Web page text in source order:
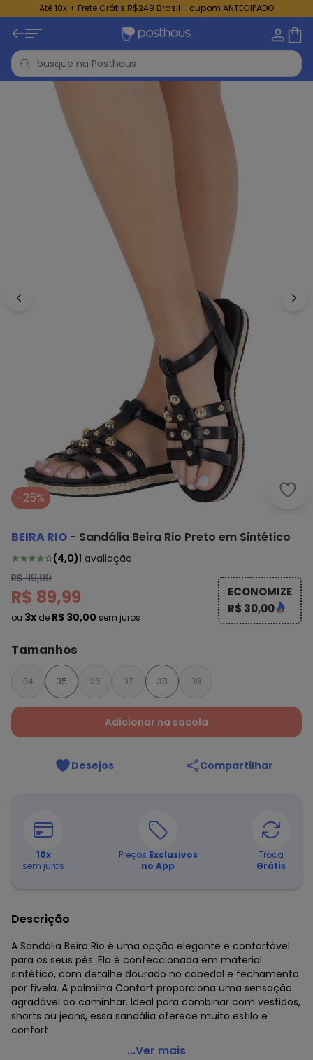
Até 10x + Frete Grátis R$249 Brasil - cupom ANTECIPADO
-25%
BEIRA RIO - Sandália Beira Rio Preto em Sintético
(4,0)1 avaliação
R$ 119,99
R$ 89,99
ou 3x de R$ 30,00 sem juros
ECONOMIZE
R$ 30,00
Tamanhos
34 35 36 37 38 39
Adicionar na sacola
Desejos Compartilhar
10x
sem juros
Preços Exclusivos
no App
Troca
Grátis
Descrição
A Sandália Beira Rio é uma opção elegante e confortável
para os seus pés. Ela é confeccionada em material
sintético, com detalhe dourado no cabedal e fechamento
por fivela. A palmilha Confort proporciona uma sensação
agradável ao caminhar. Ideal para combinar com vestidos,
shorts ou jeans, essa sandália oferece muito estilo e
confort
Beira Rio - Sandália Beira Rio Preto em Sintético
...Ver mais